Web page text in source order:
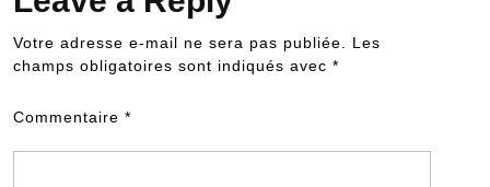
Votre adresse e-mail ne sera pas publiée.
Les
champs obligatoires sont indiqués avec *
Commentaire *